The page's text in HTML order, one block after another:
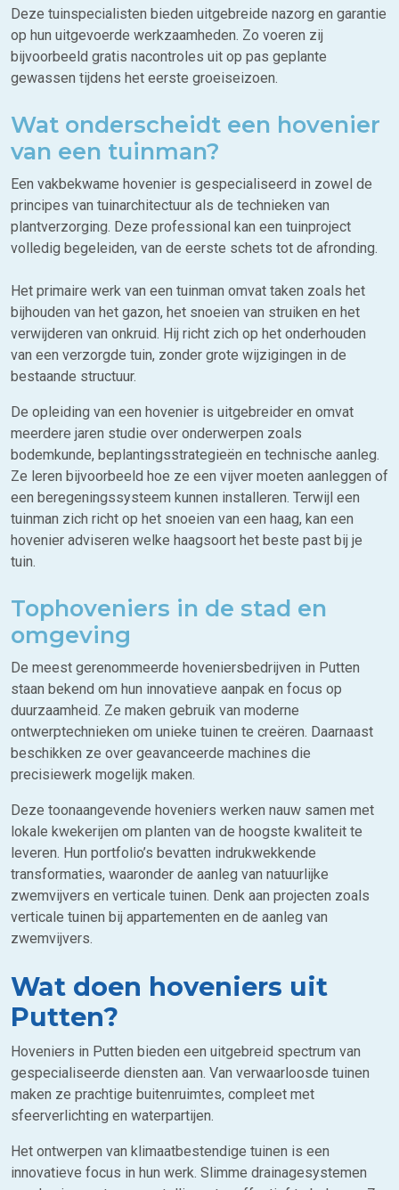
Deze tuinspecialisten bieden uitgebreide nazorg en garantie
op hun uitgevoerde werkzaamheden. Zo voeren zij
bijvoorbeeld gratis nacontroles uit op pas geplante
gewassen tijdens het eerste groeiseizoen.
Wat onderscheidt een hovenier
van een tuinman?
Een vakbekwame hovenier is gespecialiseerd in zowel de
principes van tuinarchitectuur als de technieken van
plantverzorging. Deze professional kan een tuinproject
volledig begeleiden, van de eerste schets tot de afronding.
Het primaire werk van een tuinman omvat taken zoals het
bijhouden van het gazon, het snoeien van struiken en het
verwijderen van onkruid. Hij richt zich op het onderhouden
van een verzorgde tuin, zonder grote wijzigingen in de
bestaande structuur.
De opleiding van een hovenier is uitgebreider en omvat
meerdere jaren studie over onderwerpen zoals
bodemkunde, beplantingsstrategieën en technische aanleg.
Ze leren bijvoorbeeld hoe ze een vijver moeten aanleggen of
een beregeningssysteem kunnen installeren. Terwijl een
tuinman zich richt op het snoeien van een haag, kan een
hovenier adviseren welke haagsoort het beste past bij je
tuin.
Tophoveniers in de stad en
omgeving
De meest gerenommeerde hoveniersbedrijven in Putten
staan bekend om hun innovatieve aanpak en focus op
duurzaamheid. Ze maken gebruik van moderne
ontwerptechnieken om unieke tuinen te creëren. Daarnaast
beschikken ze over geavanceerde machines die
precisiewerk mogelijk maken.
Deze toonaangevende hoveniers werken nauw samen met
lokale kwekerijen om planten van de hoogste kwaliteit te
leveren. Hun portfolio’s bevatten indrukwekkende
transformaties, waaronder de aanleg van natuurlijke
zwemvijvers en verticale tuinen. Denk aan projecten zoals
verticale tuinen bij appartementen en de aanleg van
zwemvijvers.
Wat doen hoveniers uit
Putten?
Hoveniers in Putten bieden een uitgebreid spectrum van
gespecialiseerde diensten aan. Van verwaarloosde tuinen
maken ze prachtige buitenruimtes, compleet met
sfeerverlichting en waterpartijen.
Het ontwerpen van klimaatbestendige tuinen is een
innovatieve focus in hun werk. Slimme drainagesystemen